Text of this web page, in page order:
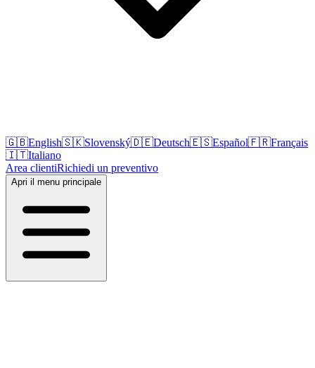
🇬🇧English🇸🇰Slovenský🇩🇪Deutsch🇪🇸Español🇫🇷Français
🇮🇹Italiano
Area clientiRichiedi un preventivo
Apri il menu principale